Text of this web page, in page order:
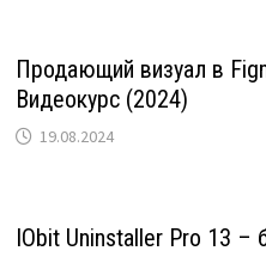
Продающий визуал в
Видеокурс (2024)
19.08.2024
IObit Uninstaller Pro 13 –